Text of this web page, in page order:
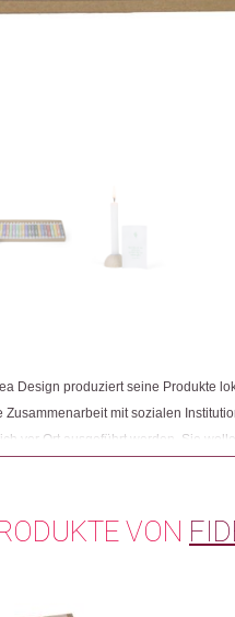
Design produziert seine Produkte
Zusammenarbeit mit sozialen
vor Ort ausgeführt werden. Sie
und Inputs werden laufend
VON